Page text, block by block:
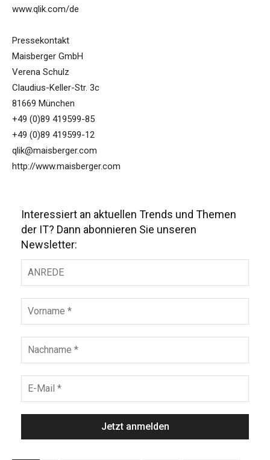
www.qlik.com/de
Pressekontakt
Maisberger GmbH
Verena Schulz
Claudius-Keller-Str. 3c
81669 München
+49 (0)89 419599-85
+49 (0)89 419599-12
qlik@maisberger.com
http://www.maisberger.com
Interessiert an aktuellen Trends und Themen
der IT? Dann abonnieren Sie unseren
Newsletter: